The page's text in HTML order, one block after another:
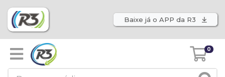
Baixe já o APP da R3
0